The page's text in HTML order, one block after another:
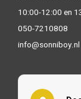
10:00-12:00 en
050-7210808
info@sonniboy.nl